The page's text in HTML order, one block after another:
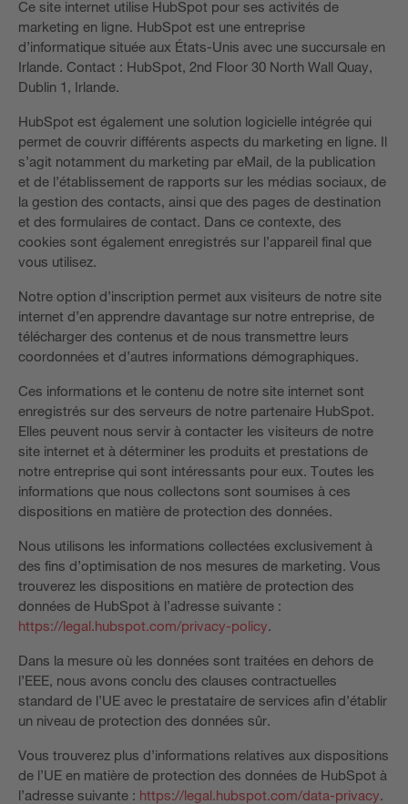
Ce site internet utilise HubSpot pour ses activités de
marketing en ligne. HubSpot est une entreprise
d’informatique située aux États-Unis avec une succursale en
Irlande. Contact : HubSpot, 2nd Floor 30 North Wall Quay,
Dublin 1, Irlande.
HubSpot est également une solution logicielle intégrée qui
permet de couvrir différents aspects du marketing en ligne. Il
s’agit notamment du marketing par eMail, de la publication
et de l’établissement de rapports sur les médias sociaux, de
la gestion des contacts, ainsi que des pages de destination
et des formulaires de contact. Dans ce contexte, des
cookies sont également enregistrés sur l’appareil final que
vous utilisez.
Notre option d’inscription permet aux visiteurs de notre site
internet d’en apprendre davantage sur notre entreprise, de
télécharger des contenus et de nous transmettre leurs
coordonnées et d’autres informations démographiques.
Ces informations et le contenu de notre site internet sont
enregistrés sur des serveurs de notre partenaire HubSpot.
Elles peuvent nous servir à contacter les visiteurs de notre
site internet et à déterminer les produits et prestations de
notre entreprise qui sont intéressants pour eux. Toutes les
informations que nous collectons sont soumises à ces
dispositions en matière de protection des données.
Nous utilisons les informations collectées exclusivement à
des fins d’optimisation de nos mesures de marketing. Vous
trouverez les dispositions en matière de protection des
données de HubSpot à l’adresse suivante :
https://legal.hubspot.com/privacy-policy.
Dans la mesure où les données sont traitées en dehors de
l’EEE, nous avons conclu des clauses contractuelles
standard de l’UE avec le prestataire de services afin d’établir
un niveau de protection des données sûr.
Vous trouverez plus d’informations relatives aux dispositions
de l’UE en matière de protection des données de HubSpot à
l’adresse suivante : https://legal.hubspot.com/data-privacy.